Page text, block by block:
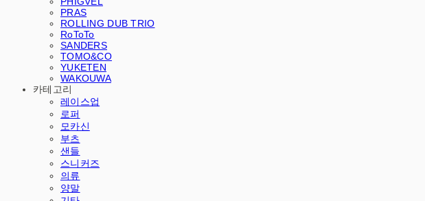
PRAS
ROLLING DUB TRIO
RoToTo
SANDERS
TOMO&CO
YUKETEN
WAKOUWA
카테고리
레이스업
로퍼
모카신
부츠
샌들
스니커즈
의류
양말